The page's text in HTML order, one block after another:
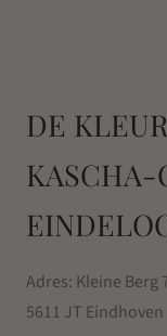
DE
KASCHA-
Adres: Kleine Berg
5611 JT Eindhoven